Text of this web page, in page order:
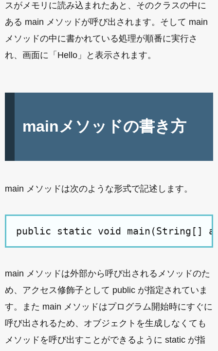
スがメモリに読み込まれたあと、そのクラスの中に
ある main メソッドが呼び出されます。そして main
メソッドの中に書かれている処理が順番に実行さ
れ、画面に「Hello」と表示されます。
mainメソッドの書き方
main メソッドは次のような形式で記述します。
main メソッドは外部から呼び出されるメソッドのた
め、アクセス修飾子として public が指定されていま
す。また main メソッドはプログラム開始時にすぐに
呼び出されるため、オブジェクトを生成しなくても
メソッドを呼び出すことができるように static が指